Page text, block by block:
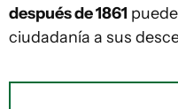
después de 1861
ciudadanía a sus